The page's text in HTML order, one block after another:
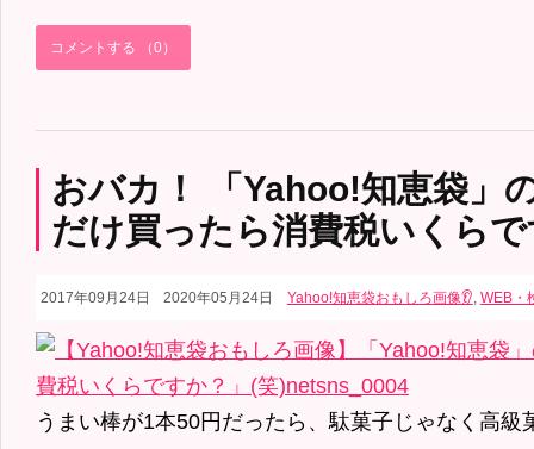
コメントする （0）
おバカ！ 「Yahoo!知恵袋」
だけ買ったら消費税いくら
2017年09月24日 2020年05月24日 Yahoo!知恵袋おもしろ画像👂, WEB・
うまい棒が1本50円だったら、駄菓子じゃなく高級